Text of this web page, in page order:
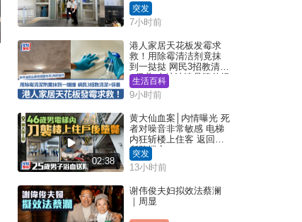
突发
7小时前
港人家居天花板发霉求
救！用除霉清洁剂竟抹
到一挞挞 网民3招教清洁
+保养 本地油漆品牌曾提
醒勿用1物防变色
生活百科
9小时前
02:38
黄大仙血案│内情曝光 死
者对噪音非常敏感 电梯
内狂斩楼上住客 返回住
所堕楼亡
突发
13小时前
谢伟俊夫妇拟效法蔡澜
｜周显